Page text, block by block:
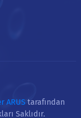
ARUS tarafından
Saklıdır.